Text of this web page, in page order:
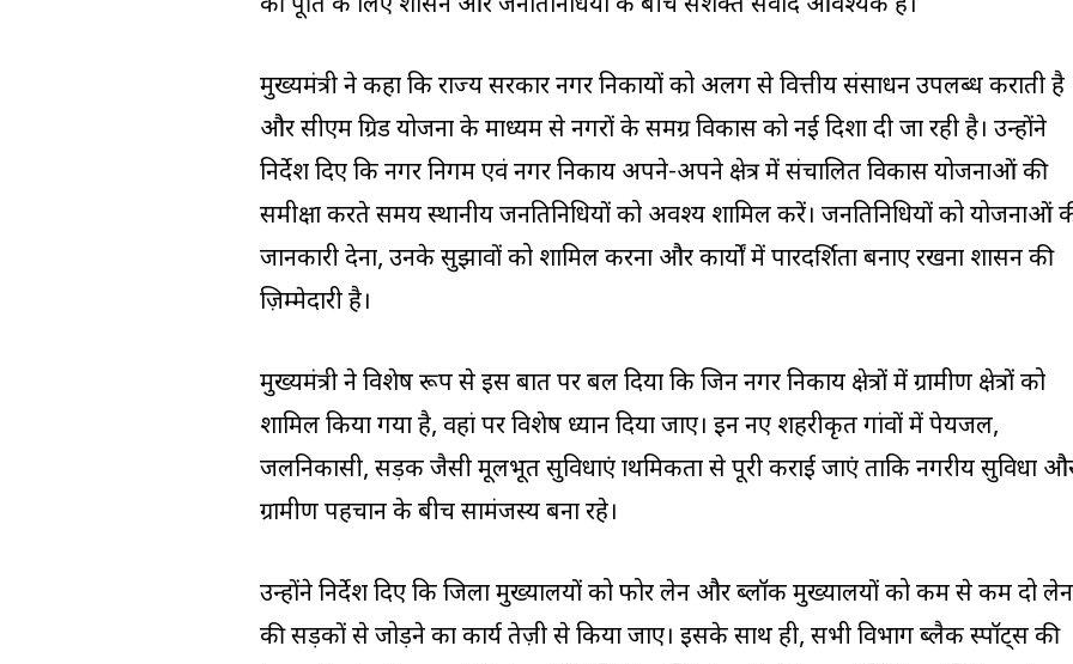
की पूर्ति के लिए शासन और जनप्रतिनिधियों के बीच सशक्त संवाद आवश्यक है।
मुख्यमंत्री ने कहा कि राज्य सरकार नगर निकायों को अलग से वित्तीय संसाधन उपलब्ध कराती है
और सीएम ग्रिड योजना के माध्यम से नगरों के समग्र विकास को नई दिशा दी जा रही है। उन्होंने
निर्देश दिए कि नगर निगम एवं नगर निकाय अपने-अपने क्षेत्र में संचालित विकास योजनाओं की
समीक्षा करते समय स्थानीय जनप्रतिनिधियों को अवश्य शामिल करें। जनप्रतिनिधियों को योजनाओं
जानकारी देना, उनके सुझावों को शामिल करना और कार्यों में पारदर्शिता बनाए रखना प्रशासन की
ज़िम्मेदारी है।
मुख्यमंत्री ने विशेष रूप से इस बात पर बल दिया कि जिन नगर निकाय क्षेत्रों में ग्रामीण क्षेत्रों को
शामिल किया गया है, वहां पर विशेष ध्यान दिया जाए। इन नए शहरीकृत गांवों में पेयजल,
जलनिकासी, सड़क जैसी मूलभूत सुविधाएं प्राथमिकता से पूरी कराई जाएं ताकि नगरीय सुविधा
ग्रामीण पहचान के बीच सामंजस्य बना रहे।
उन्होंने निर्देश दिए कि जिला मुख्यालयों को फोर लेन और ब्लॉक मुख्यालयों को कम से कम दो लेन
की सड़कों से जोड़ने का कार्य तेज़ी से किया जाए। इसके साथ ही, सभी विभाग ब्लैक स्पॉट्स की